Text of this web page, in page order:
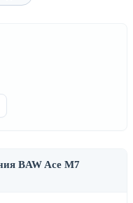
BAW Ace M7